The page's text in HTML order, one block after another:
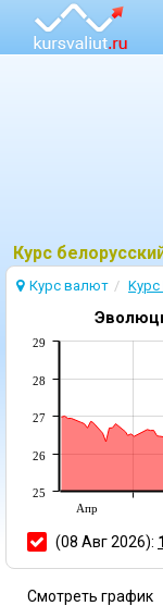
Курс
Курс валют
Апр
25
26
27
28
29
(08 Авг 2026):
Смотреть график